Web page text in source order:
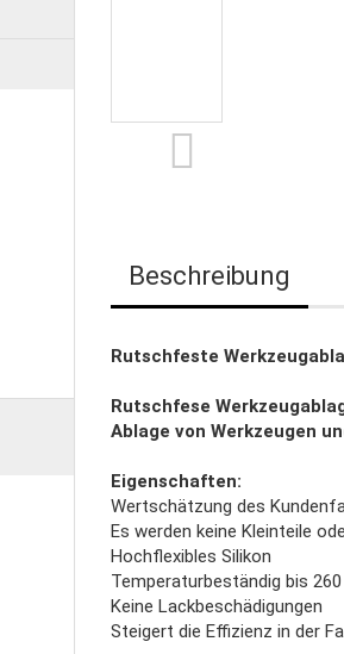
Beschreibung
Rutschfeste
Rutschfese
Ablage von Werkzeugen
Eigenschaften:
Wertschätzung des
Es werden keine Kleinteile
Hochflexibles Silikon
Temperaturbeständig bis 260
Keine Lackbeschädigungen
Steigert die Effizienz in der